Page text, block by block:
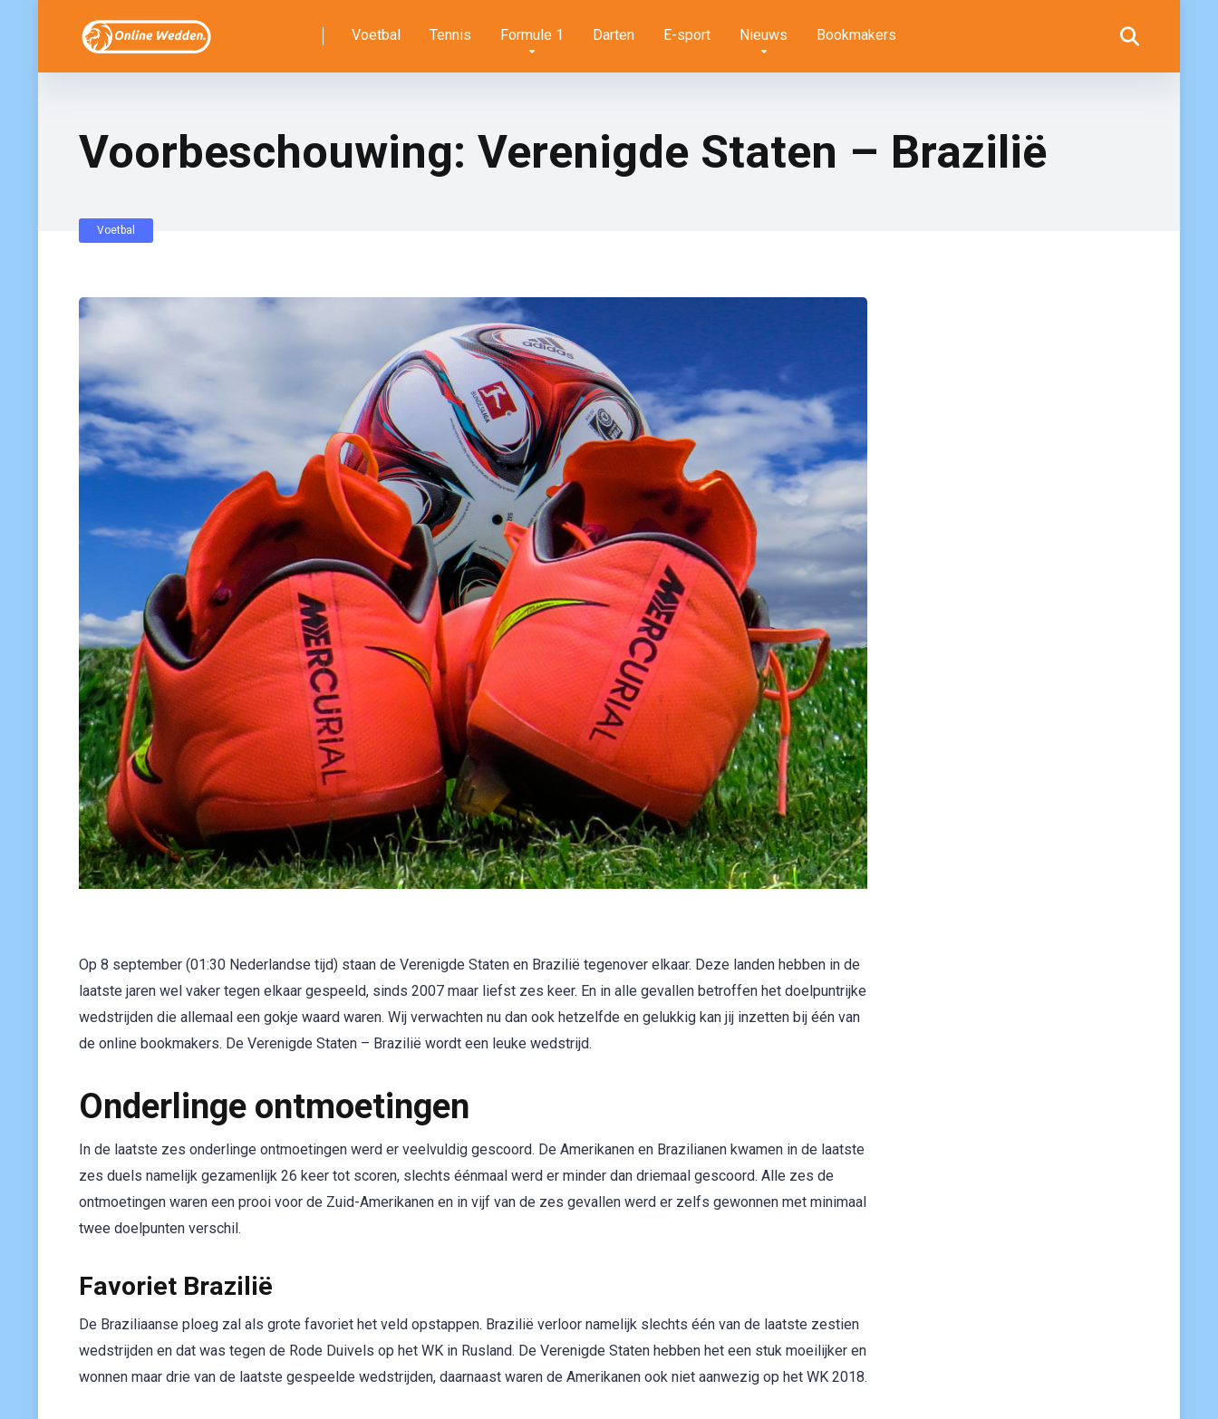
Voetbal Tennis Formule 1 Darten E-sport Nieuws Bookmakers
Voorbeschouwing: Verenigde Staten – Brazilië
Voetbal
Op 8 september (01:30 Nederlandse tijd) staan de Verenigde Staten en Brazilië tegenover elkaar. Deze landen hebben in de
laatste jaren wel vaker tegen elkaar gespeeld, sinds 2007 maar liefst zes keer. En in alle gevallen betroffen het doelpuntrijke
wedstrijden die allemaal een gokje waard waren. Wij verwachten nu dan ook hetzelfde en gelukkig kan jij inzetten bij één van
de online bookmakers. De Verenigde Staten – Brazilië wordt een leuke wedstrijd.
Onderlinge ontmoetingen
In de laatste zes onderlinge ontmoetingen werd er veelvuldig gescoord. De Amerikanen en Brazilianen kwamen in de laatste
zes duels namelijk gezamenlijk 26 keer tot scoren, slechts éénmaal werd er minder dan driemaal gescoord. Alle zes de
ontmoetingen waren een prooi voor de Zuid-Amerikanen en in vijf van de zes gevallen werd er zelfs gewonnen met minimaal
twee doelpunten verschil.
Favoriet Brazilië
De Braziliaanse ploeg zal als grote favoriet het veld opstappen. Brazilië verloor namelijk slechts één van de laatste zestien
wedstrijden en dat was tegen de Rode Duivels op het WK in Rusland. De Verenigde Staten hebben het een stuk moeilijker en
wonnen maar drie van de laatste gespeelde wedstrijden, daarnaast waren de Amerikanen ook niet aanwezig op het WK 2018.